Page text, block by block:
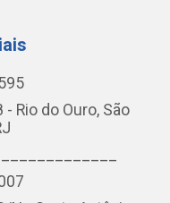
Rio do Ouro, São